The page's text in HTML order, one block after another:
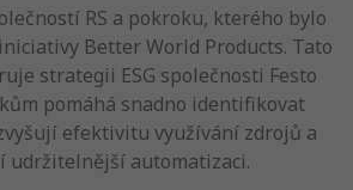
RS a pokroku, kterého bylo
Better World Products. Tato
strategii ESG společnosti Festo
pomáhá snadno identifikovat
efektivitu využívání zdrojů a
udržitelnější automatizaci.